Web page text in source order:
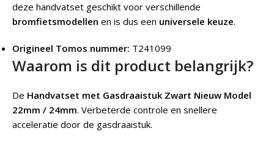
deze handvatset geschikt voor verschillende
bromfietsmodellen en is dus een universele keuze.
Origineel Tomos nummer: T241099
Waarom is dit product belangrijk?
De Handvatset met Gasdraaistuk Zwart Nieuw Model
22mm / 24mm. Verbeterde controle en snellere
acceleratie door de gasdraaistuk.